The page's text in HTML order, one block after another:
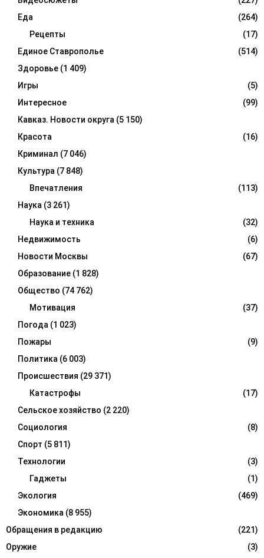
Еда
(264)
Рецепты
(17)
Единое Ставрополье
(514)
Здоровье (1 409)
Игры
(5)
Интересное
(99)
Кавказ. Новости округа (5 150)
Красота
(16)
Криминал (7 046)
Культура (7 848)
Впечатления
(113)
Наука (3 261)
Наука и техника
(32)
Недвижимость
(6)
Новости Москвы
(67)
Образование (1 828)
Общество (74 762)
Мотивация
(37)
Погода (1 023)
Пожары
(9)
Политика (6 003)
Происшествия (29 371)
Катастрофы
(17)
Сельское хозяйство (2 220)
Социология
(8)
Спорт (5 811)
Технологии
(3)
Гаджеты
(1)
Экология
(469)
Экономика (8 955)
Обращения в редакцию
(221)
Оружие
(3)